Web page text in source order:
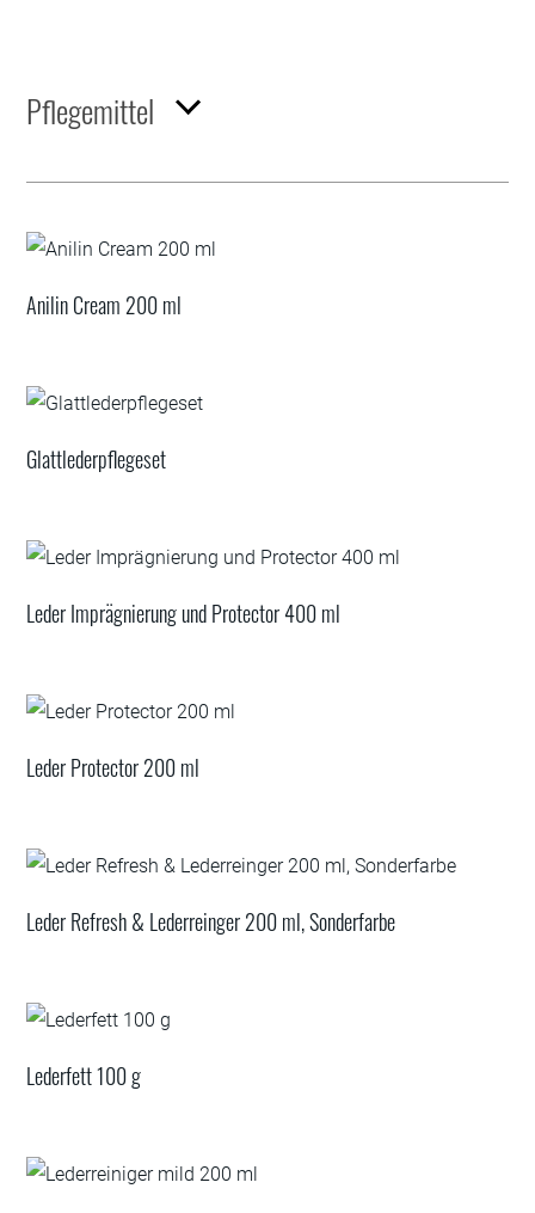
Pflegemittel
Anilin Cream 200 ml
Glattlederpflegeset
Leder Imprägnierung und Protector 400 ml
Leder Protector 200 ml
Leder Refresh & Lederreinger 200 ml, Sonderfarbe
Lederfett 100 g